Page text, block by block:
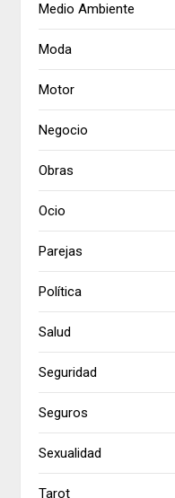
Medio Ambiente
Moda
Motor
Negocio
Obras
Ocio
Parejas
Política
Salud
Seguridad
Seguros
Sexualidad
Tarot